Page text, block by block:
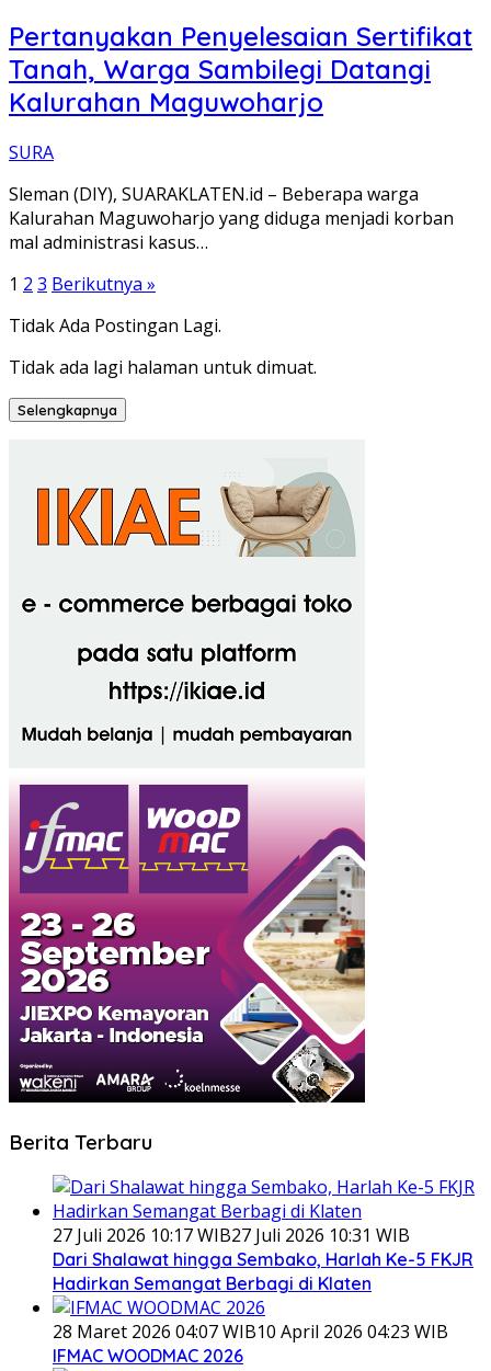
Pertanyakan Penyelesaian Sertifikat
Tanah, Warga Sambilegi Datangi
Kalurahan Maguwoharjo
SURA
Sleman (DIY), SUARAKLATEN.id – Beberapa warga
Kalurahan Maguwoharjo yang diduga menjadi korban
mal administrasi kasus…
Paginasi
pos
1 2 3 Berikutnya »
Tidak Ada Postingan Lagi.
Tidak ada lagi halaman untuk dimuat.
Selengkapnya
Berita Terbaru
27 Juli 2026 10:17 WIB27 Juli 2026 10:31 WIB
Dari Shalawat hingga Sembako, Harlah Ke-5 FKJR
Hadirkan Semangat Berbagi di Klaten
28 Maret 2026 04:07 WIB10 April 2026 04:23 WIB
IFMAC WOODMAC 2026